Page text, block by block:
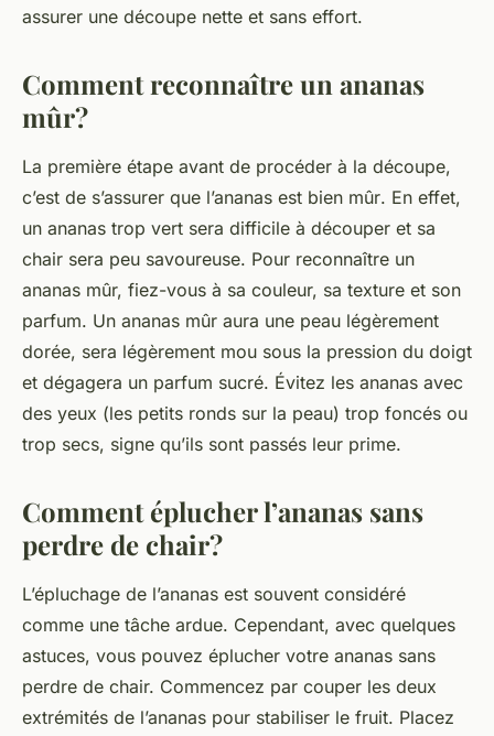
assurer une découpe nette et sans effort.
Comment reconnaître un ananas
mûr?
La première étape avant de procéder à la découpe,
c’est de s’assurer que l’ananas est bien mûr. En effet,
un ananas trop vert sera difficile à découper et sa
chair sera peu savoureuse. Pour reconnaître un
ananas mûr, fiez-vous à sa couleur, sa texture et son
parfum. Un ananas mûr aura une peau légèrement
dorée, sera légèrement mou sous la pression du doigt
et dégagera un parfum sucré. Évitez les ananas avec
des yeux (les petits ronds sur la peau) trop foncés ou
trop secs, signe qu’ils sont passés leur prime.
Comment éplucher l’ananas sans
perdre de chair?
L’épluchage de l’ananas est souvent considéré
comme une tâche ardue. Cependant, avec quelques
astuces, vous pouvez éplucher votre ananas sans
perdre de chair. Commencez par couper les deux
extrémités de l’ananas pour stabiliser le fruit. Placez